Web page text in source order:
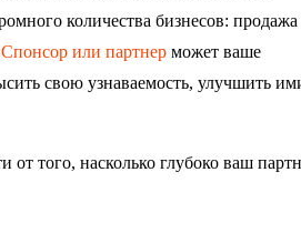
количества бизнесов: продажа
Спонсор или партнер может ваше
свою узнаваемость, улучшить
того, насколько глубоко ваш